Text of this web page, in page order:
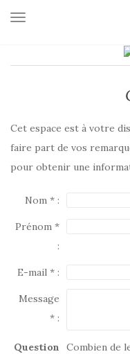
Afficher/masquer la
Cet espace est à votre
faire part de vos
pour obtenir une
Nom * :
Prénom *
:
E-mail * :
Message
* :
Question
Combien de